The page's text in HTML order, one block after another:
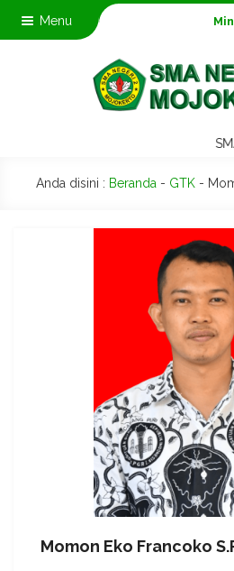
Menu
Anda disini : Beranda - GTK -
Momon Eko Francoko